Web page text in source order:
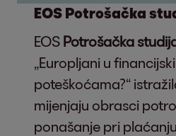
EOS Potrošačka
EOS Potrošačka
„Europljani u
poteškoćama?“
mijenjaju obrasci
ponašanje pri